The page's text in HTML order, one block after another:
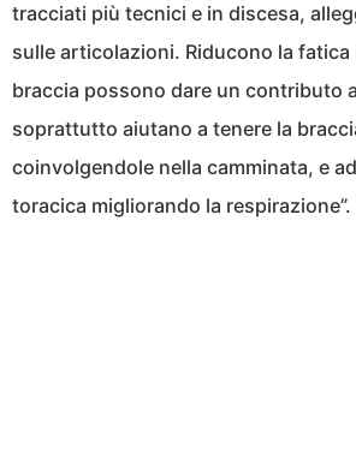
tracciati più tecnici e in discesa,
sulle articolazioni. Riducono la fatica
braccia possono dare un contributo
soprattutto aiutano a tenere la
coinvolgendole nella camminata, e
toracica migliorando la respirazione”.